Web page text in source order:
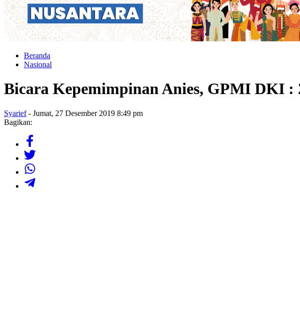
Beranda
Nasional
Bicara Kepemimpinan Anies, GPMI DKI
Syarief- Jumat, 27 Desember 2019 8:49 pm
Bagikan: